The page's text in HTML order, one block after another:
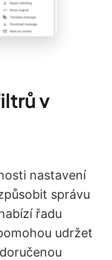
v
nastavení
správu
řadu
udržet